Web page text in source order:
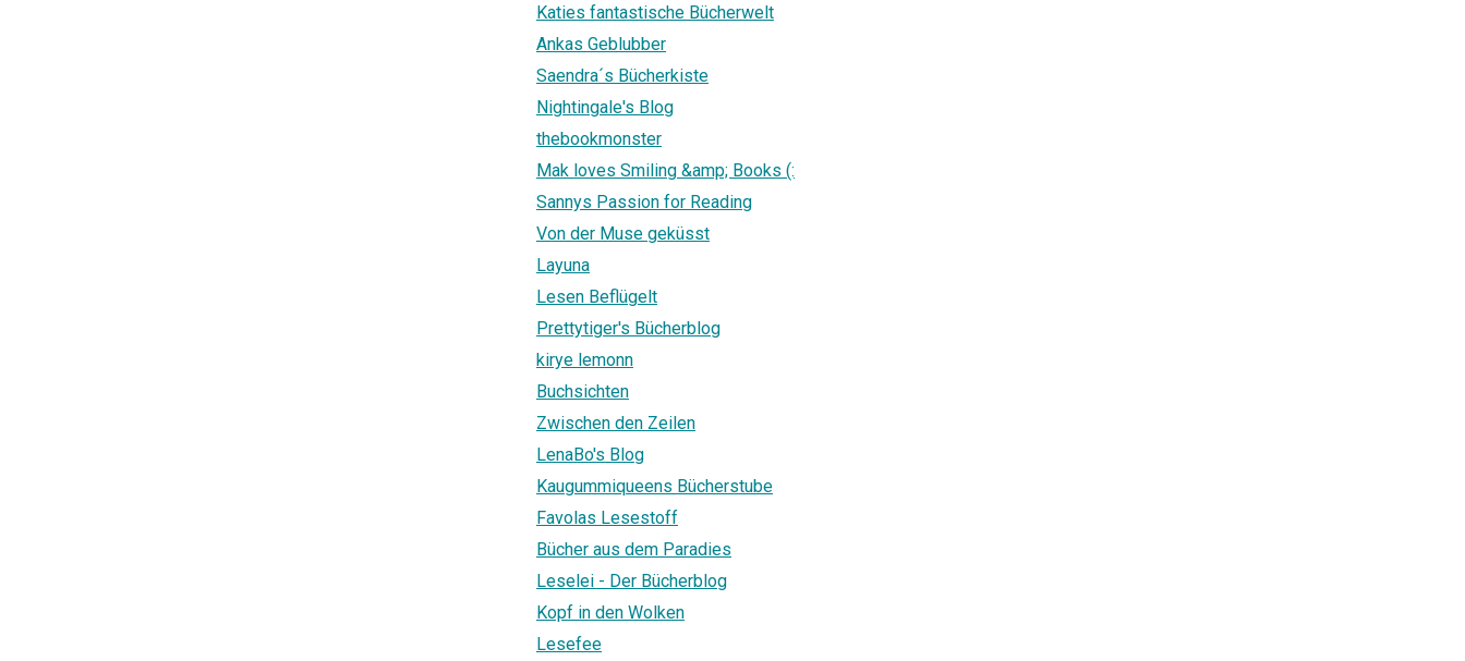
Katies fantastische Bücherwelt
Ankas Geblubber
Saendra´s Bücherkiste
Nightingale's Blog
thebookmonster
Mak loves Smiling &amp; Books (:
Sannys Passion for Reading
Von der Muse geküsst
Layuna
Lesen Beflügelt
Prettytiger's Bücherblog
kirye lemonn
Buchsichten
Zwischen den Zeilen
LenaBo's Blog
Kaugummiqueens Bücherstube
Favolas Lesestoff
Bücher aus dem Paradies
Leselei - Der Bücherblog
Kopf in den Wolken
Lesefee